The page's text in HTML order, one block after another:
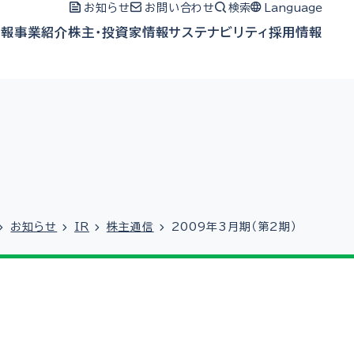
お知らせ お問い合わせ 検索 Language
事業紹介株主・投資家情報サステナビリティ採用情報
お知らせ IR 株主通信 2009年3月期（第2期）